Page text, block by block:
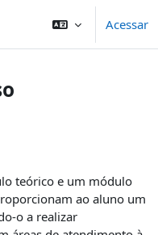
Acessar
teórico e um módulo
ao aluno um
o a realizar